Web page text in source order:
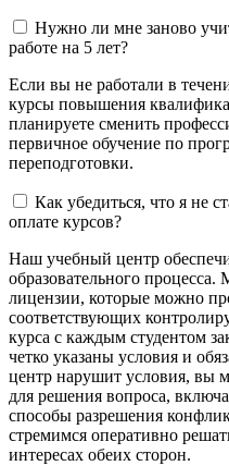
Нужно ли мне заново
работе на 5 лет?
Если вы не работали в
курсы повышения
планируете сменить
первичное обучение по
переподготовки.
Как убедиться, что я не
оплате курсов?
Наш учебный центр
образовательного
лицензии, которые можно
соответствующих
курса с каждым студентом
четко указаны условия и
центр нарушит условия, вы
для решения вопроса,
способы разрешения
стремимся оперативно
интересах обеих сторон.